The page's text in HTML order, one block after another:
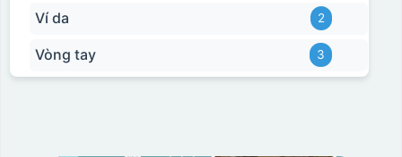
Ví da 2
Vòng tay 3